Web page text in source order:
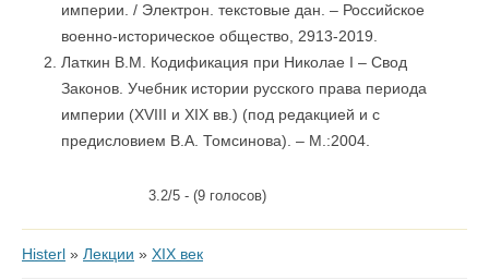
империи. / Электрон. текстовые дан. – Российское
военно-историческое общество, 2913-2019.
Латкин В.М. Кодификация при Николае I – Свод
Законов. Учебник истории русского права периода
империи (XVIII и XIX вв.) (под редакцией и с
предисловием В.А. Томсинова). – М.:2004.
3.2/5 - (9 голосов)
Histerl » Лекции » XIX век